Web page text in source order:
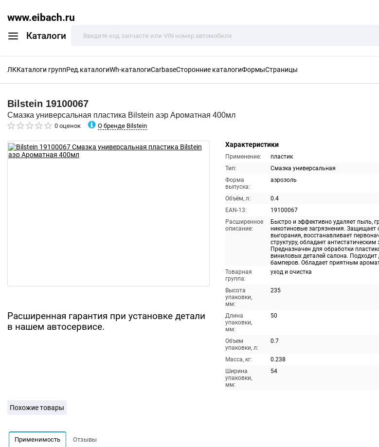
www.eibach.ru
Каталоги
ЛККаталоги группРед.каталогиWh-каталогиCarbaseСторонние каталогиФормыСтраницы
Bilstein 19100067
Смазка универсальная пластика Bilstein аэр Ароматная 400мл
0 оценок О бренде Bilstein
Расширенная гарантия при установке детали
в нашем автосервисе.
Характеристики
Применение:
пластик
Тип:
Смазка универсальная
Форма
выпуска:
аэрозоль
Объём, л:
0.4
EAN-13:
19100067
Расширенное
описание:
Быстро и эффективно удаляет пыль,
никотиновые загрязнения. Защищает
выгорания, восстанавливает
структуру, обладает
Предназначен для обработки
виниловых деталей салона.
бамперов. Обладает приятным
Товарная
группа:
уход и очистка
Высота
упаковки,
мм:
235
Длина
упаковки,
мм:
50
Объем
упаковки, л:
0.7
Масса, кг:
0.238
Ширина
упаковки,
мм:
54
Похожие товары
Применимость Отзывы